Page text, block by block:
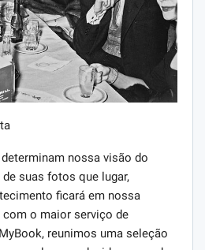
nossa visão do
suas fotos que lugar,
ficará em nossa
o maior serviço de
reunimos uma seleção